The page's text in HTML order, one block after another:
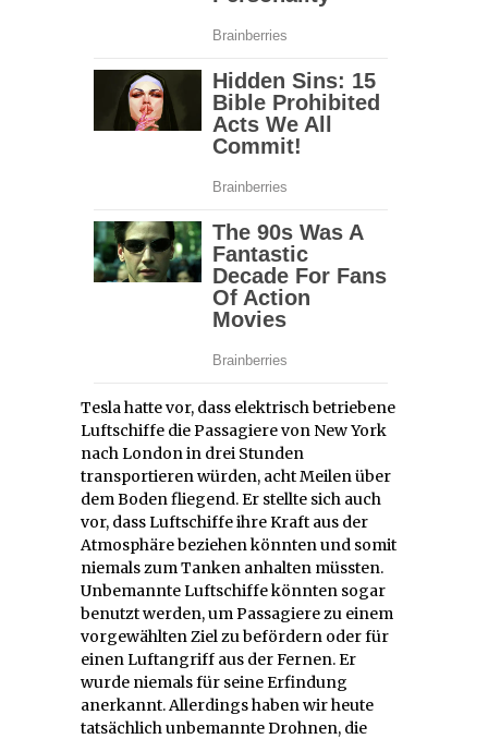
Tesla hatte vor, dass elektrisch betriebene
Luftschiffe die Passagiere von New York
nach London in drei Stunden
transportieren würden, acht Meilen über
dem Boden fliegend. Er stellte sich auch
vor, dass Luftschiffe ihre Kraft aus der
Atmosphäre beziehen könnten und somit
niemals zum Tanken anhalten müssten.
Unbemannte Luftschiffe könnten sogar
benutzt werden, um Passagiere zu einem
vorgewählten Ziel zu befördern oder für
einen Luftangriff aus der Fernen. Er
wurde niemals für seine Erfindung
anerkannt. Allerdings haben wir heute
tatsächlich unbemannte Drohnen, die